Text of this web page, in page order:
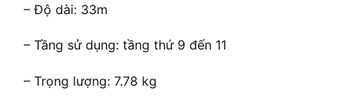
– Độ dài: 33m
– Tầng sử dụng: tầng thứ 9 đến 11
– Trọng lượng: 7.78 kg